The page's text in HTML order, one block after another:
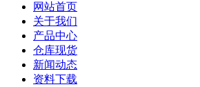
网站首页
关于我们
产品中心
仓库现货
新闻动态
资料下载